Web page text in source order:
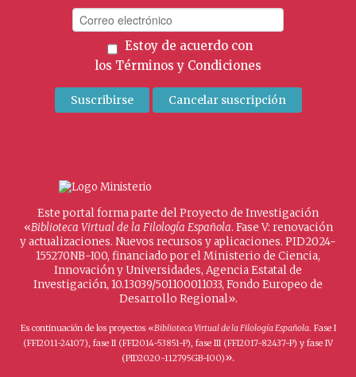
Estoy de acuerdo con
los Términos y Condiciones
Este portal forma parte del Proyecto de Investigación
«Biblioteca Virtual de la Filología Española. Fase V: renovación
y actualizaciones. Nuevos recursos y aplicaciones. PID2024-
155270NB-I00, financiado por el Ministerio de Ciencia,
Innovación y Universidades, Agencia Estatal de
Investigación, 10.13039/501100011033, Fondo Europeo de
Desarrollo Regional».
Es continuación de los proyectos «Biblioteca Virtual de la Filología Española. Fase I
(FFI2011-24107), fase II (FFI2014-53851-P), fase III (FFI2017-82437-P) y fase IV
(PID2020-112795GB-I00)».